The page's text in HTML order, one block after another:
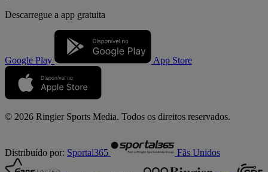
Descarregue a app gratuita
Google Play App Store
© 2026 Ringier Sports Media. Todos os direitos reservados.
Distribuído por: Sportal365 Fãs Unidos